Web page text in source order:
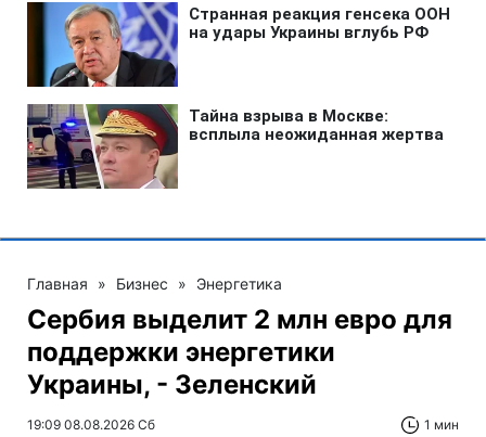
Главная » Бизнес » Энергетика
Сербия выделит 2 млн евро для
поддержки энергетики
Украины, - Зеленский
19:09 08.08.2026 Сб 1 мин